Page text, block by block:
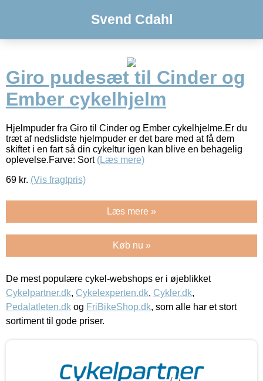
Svend Cdahl
Giro pudesæt til Cinder og
Ember cykelhjelm
Hjelmpuder fra Giro til Cinder og Ember cykelhjelme.Er du
træt af nedslidste hjelmpuder er det bare med at få dem
skiftet i en fart så din cykeltur igen kan blive en behagelig
oplevelse.Farve: Sort (Læs mere)
69 kr. (Vis fragtpris)
Læs mere »
Køb nu »
De mest populære cykel-webshops er i øjeblikket
Cykelpartner.dk, Cykelexperten.dk, Cykler.dk,
Pedalatleten.dk og FriBikeShop.dk, som alle har et stort
sortiment til gode priser.